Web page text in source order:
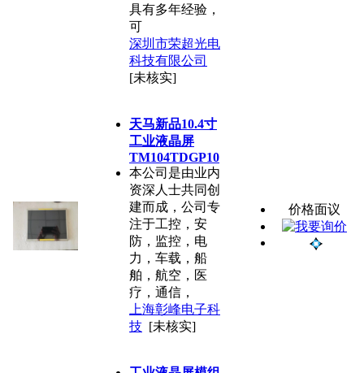
具有多年经验，
可
深圳市荣超光电
科技有限公司
[未核实]
天马新品10.4寸
工业液晶屏
TM104TDGP10
本公司是由业内
资深人士共同创
建而成，公司专
注于工控，安
防，监控，电
力，车载，船
舶，航空，医
疗，通信，
上海彰峰电子科
技 [未核实]
价格面议